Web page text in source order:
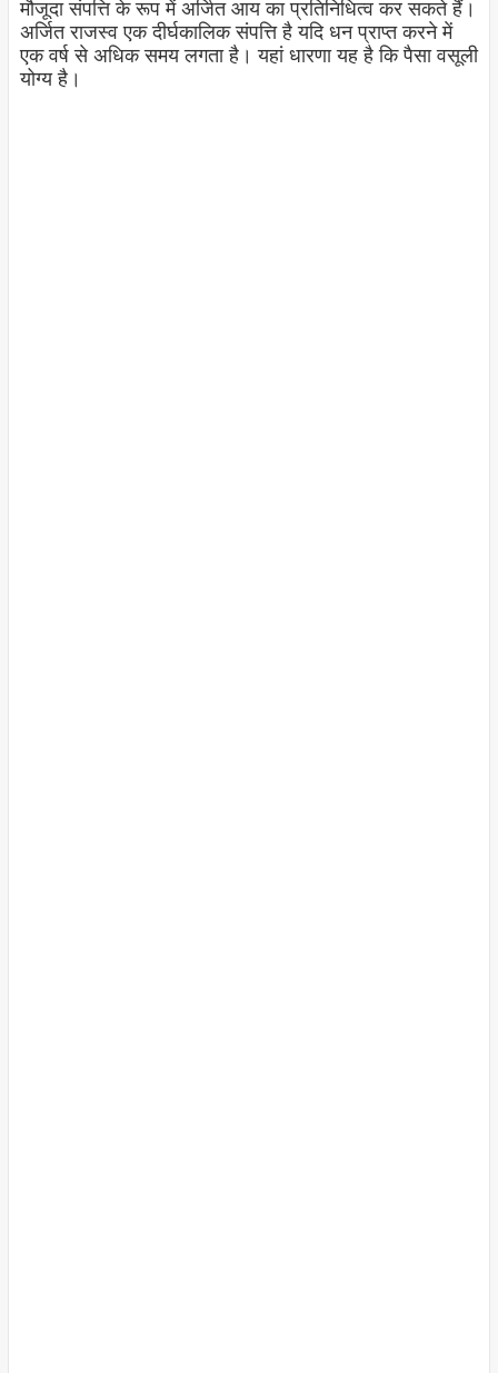
मौजूदा संपत्ति के रूप में अर्जित आय का प्रतिनिधित्व कर सकते हैं।
अर्जित राजस्व एक दीर्घकालिक संपत्ति है यदि धन प्राप्त करने में
एक वर्ष से अधिक समय लगता है। यहां धारणा यह है कि पैसा वसूली
योग्य है।